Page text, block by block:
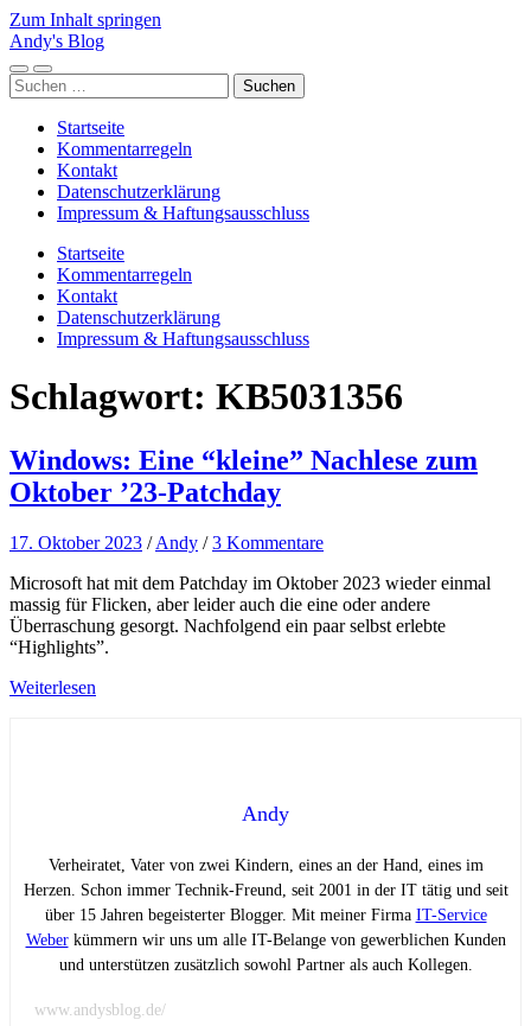
Zum Inhalt springen
Andy's Blog
Mobile-
Menü
Suchfeld
ein-/ausblenden
Suchen
nach:
Startseite
Kommentarregeln
Kontakt
Datenschutzerklärung
Impressum & Haftungsausschluss
Startseite
Kommentarregeln
Kontakt
Datenschutzerklärung
Impressum & Haftungsausschluss
Schlagwort: KB5031356
Windows: Eine “kleine” Nachlese zum
Oktober ’23-Patchday
17. Oktober 2023 /Andy /3 Kommentare
Microsoft hat mit dem Patchday im Oktober 2023 wieder einmal
massig für Flicken, aber leider auch die eine oder andere
Überraschung gesorgt. Nachfolgend ein paar selbst erlebte
“Highlights”.
Weiterlesen
Andy
Verheiratet, Vater von zwei Kindern, eines an der Hand, eines im
Herzen. Schon immer Technik-Freund, seit 2001 in der IT tätig und seit
über 15 Jahren begeisterter Blogger. Mit meiner Firma IT-Service
Weberkümmern wir uns um alle IT-Belange von gewerblichen Kunden
und unterstützen zusätzlich sowohl Partner als auch Kollegen.
www.andysblog.de/